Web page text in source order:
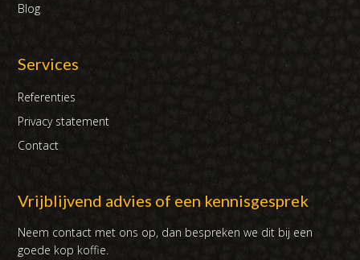
Blog
Services
Referenties
Privacy statement
Contact
Vrijblijvend advies of een kennisgesprek
Neem contact met ons op, dan bespreken we dit bij een
goede kop koffie.